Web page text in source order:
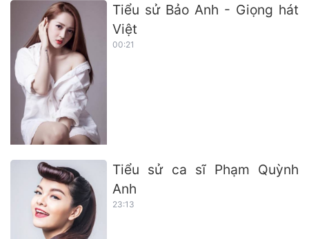
Tiểu sử Bảo Anh - Giọng hát
Việt
00:21
Tiểu sử ca sĩ Phạm Quỳnh
Anh
23:13